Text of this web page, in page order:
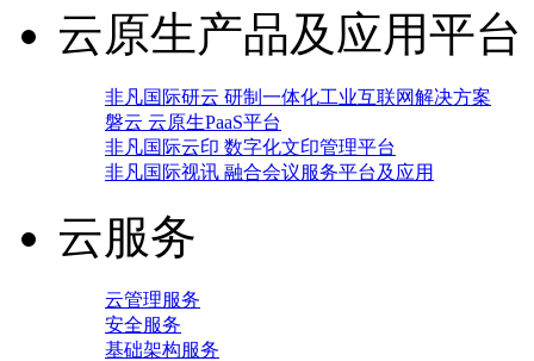
云原生产品及应用平台
非凡国际研云 研制一体化工业互联网解决方案
磐云 云原生PaaS平台
非凡国际云印 数字化文印管理平台
非凡国际视讯 融合会议服务平台及应用
云服务
云管理服务
安全服务
基础架构服务